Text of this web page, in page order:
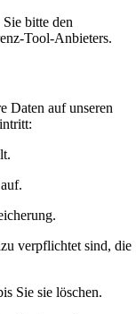
bitte den
Tool-Anbieters.
Daten auf unseren
verpflichtet sind, die
Sie sie löschen.